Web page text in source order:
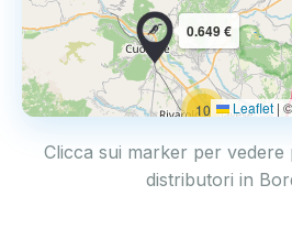
10
0.649 €
Leaflet | ©
Clicca sui marker per vedere
distributori in